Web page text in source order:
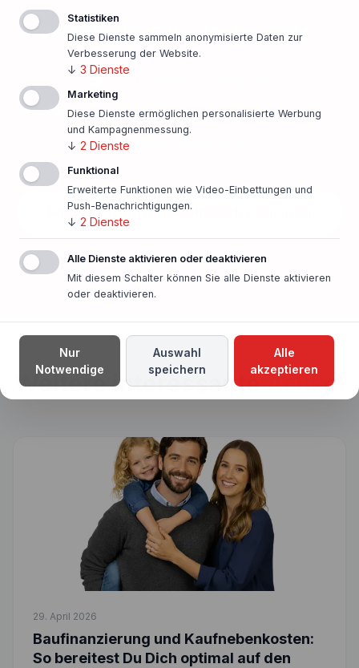
Finanzierungsangebot einholen!
Persönlicher Ansprechpartner vor Ort
Finanzierung unverbindlich anfragen
In nur einer Minute!
Weitere interessanteArtikel
29. April 2026
Baufinanzierung und Kaufnebenkosten:
So bereitest Du Dich optimal auf den
Statistiken
Diese Dienste sammeln anonymisierte Daten zur
Verbesserung der Website.
↓ 3 Dienste
Marketing
Diese Dienste ermöglichen personalisierte Werbung
und Kampagnenmessung.
↓ 2 Dienste
Funktional
Erweiterte Funktionen wie Video-Einbettungen und
Push-Benachrichtigungen.
↓ 2 Dienste
Alle Dienste aktivieren oder deaktivieren
Mit diesem Schalter können Sie alle Dienste aktivieren
oder deaktivieren.
Nur
Notwendige
Auswahl
speichern
Alle
akzeptieren